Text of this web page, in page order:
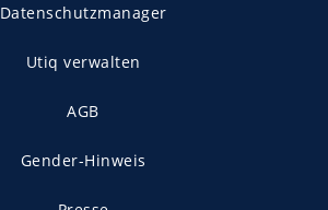
Datenschutzmanager
Utiq verwalten
AGB
Gender-Hinweis